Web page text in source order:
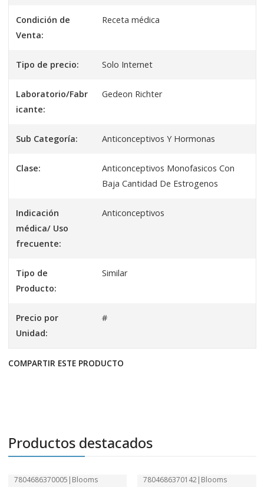
Condición de
Venta:
Receta médica
Tipo de precio: Solo Internet
Laboratorio/Fabr
icante:
Gedeon Richter
Sub Categoría: Anticonceptivos Y Hormonas
Clase:
Anticonceptivos Monofasicos Con
Baja Cantidad De Estrogenos
Indicación
médica/ Uso
frecuente:
Anticonceptivos
Tipo de
Producto:
Similar
Precio por
Unidad:
#
COMPARTIR ESTE PRODUCTO
Productos destacados
7804686370005 | Blooms 7804686370142| Blooms